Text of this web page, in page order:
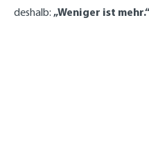
deshalb: „Weniger ist mehr.“